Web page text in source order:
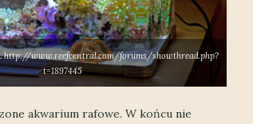
http://www.reefcentral.com/forums/showthread.php?
t=1897445
akwarium rafowe. W końcu nie